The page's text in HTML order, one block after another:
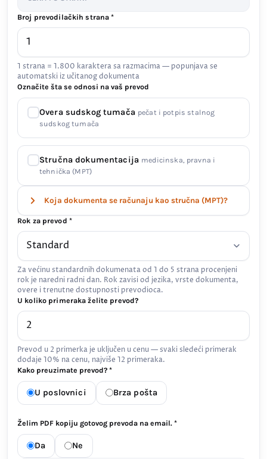
Broj prevodilačkih strana *
1 strana = 1.800 karaktera sa razmacima — popunjava se
automatski iz učitanog dokumenta
Označite šta se odnosi na vaš prevod
Overa sudskog tumača pečat i potpis stalnog
sudskog tumača
Stručna dokumentacija medicinska, pravna i
tehnička (MPT)
Koja dokumenta se računaju kao stručna (MPT)?
Rok za prevod *
Za većinu standardnih dokumenata od 1 do 5 strana procenjeni
rok je naredni radni dan. Rok zavisi od jezika, vrste dokumenta,
overe i trenutne dostupnosti prevodioca.
U koliko primeraka želite prevod?
Prevod u 2 primerka je uključen u cenu — svaki sledeći primerak
dodaje 10% na cenu, najviše 12 primeraka.
Kako preuzimate prevod? *
U poslovnici Brza pošta
Želim PDF kopiju gotovog prevoda na email. *
Da Ne